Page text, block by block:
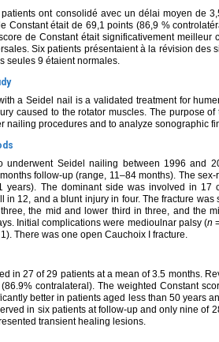
ont consolidé avec un délai moyen de
Constant était de 69,1 points (86,9 %
de Constant était significativement
Six patients présentaient à la révision des
seules 9 étaient normales.
a Seidel nail is a validated treatment for
caused to the rotator muscles. The purpose
nailing procedures and to analyze sonographic
underwent Seidel nailing between 1996 and
follow-up (range, 11–84 months). The
years). The dominant side was involved in 17
in 12, and a blunt injury in four. The fracture
the mid and lower third in three, and the
Initial complications were medioulnar palsy (n
There was one open Cauchoix I fracture.
in 27 of 29 patients at a mean of 3.5 months.
contralateral). The weighted Constant
better in patients aged less than 50 years
in six patients at follow-up and only nine of
transient healing lesions.